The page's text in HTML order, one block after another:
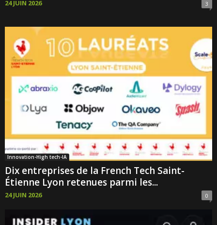
24 JUIN 2026 3
Innovation-High tech-IA
Dix entreprises de la French Tech Saint-
Étienne Lyon retenues parmi les...
24 JUIN 2026 0